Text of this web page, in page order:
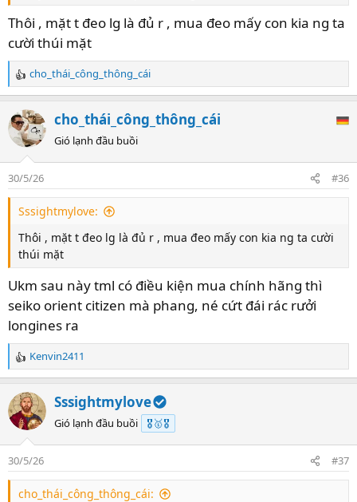
Thôi , mặt t đeo lg là đủ r , mua đeo mấy con kia ng ta
cười thúi mặt
R
e
a
c
t
n
s
cho_thái_công_thông_cái
cho_thái_công_thông_cái
Gió lạnh đầu buồi
30/5/26 #36
Sssightmylove:
Thôi , mặt t đeo lg là đủ r , mua đeo mấy con kia ng ta cười
thúi mặt
Ukm sau này tml có điều kiện mua chính hãng thì
seiko orient citizen mà phang, né cứt đái rác rưởi
longines ra
R
e
a
c
t
n
s
Kenvin2411
Sssightmylove
Gió lạnh đầu buồi 🎖️🥇🎖️
30/5/26 #37
cho_thái_công_thông_cái: